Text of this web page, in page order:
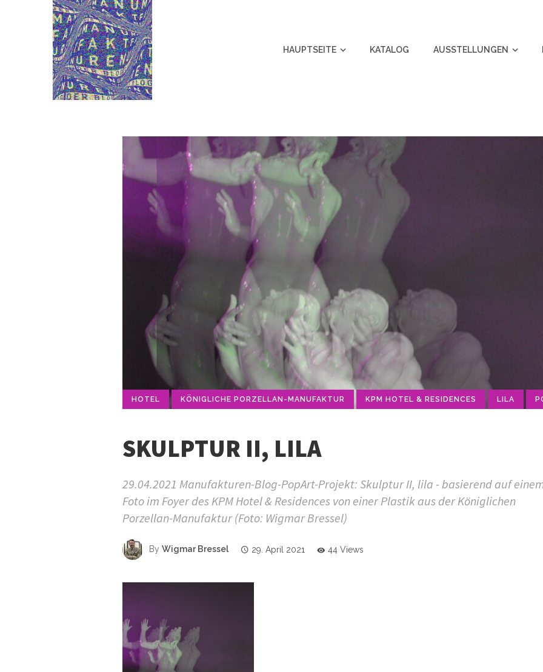
HAUPTSEITE KATALOG AUSSTELLUNGEN
HOTEL KÖNIGLICHE PORZELLAN-MANUFAKTUR KPM HOTEL & RESIDENCES LILA
SKULPTUR II, LILA
29.04.2021 Manufakturen-Blog-PopArt-Projekt: Skulptur II, lila - basierend auf
Foto im Foyer des KPM Hotel & Residences von einer Plastik aus der Königlichen
Porzellan-Manufaktur (Foto: Wigmar Bressel)
By Wigmar Bressel 29. April 2021 44 Views